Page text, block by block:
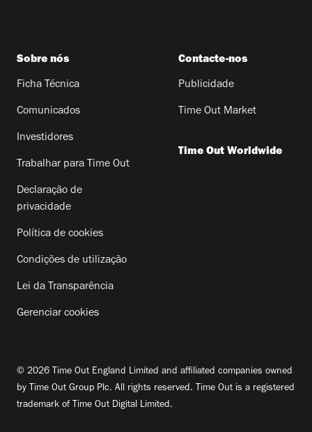
Sobre nós
Ficha Técnica
Comunicados
Investidores
Trabalhar para Time Out
Declaração de
privacidade
Política de cookies
Condições de utilização
Lei da Transparência
Gerenciar cookies
Contacte-nos
Publicidade
Time Out Market
Time Out Worldwide
© 2026 Time Out England Limited and affiliated companies owned
by Time Out Group Plc. All rights reserved. Time Out is a registered
trademark of Time Out Digital Limited.